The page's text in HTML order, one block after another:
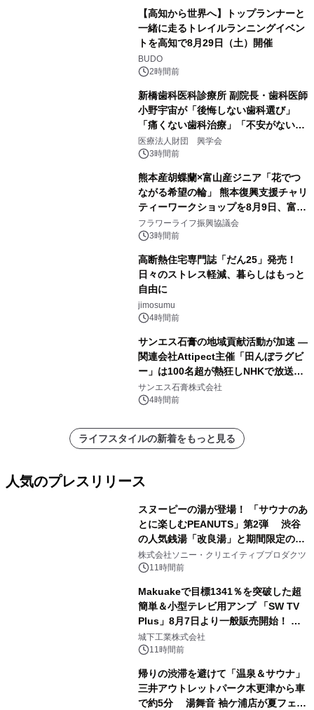
【高知から世界へ】トップランナーと
一緒に走るトレイルランニングイベン
トを高知で8月29日（土）開催
BUDO
2時間前
新橋歯科医科診療所 副院長・歯科医師
小野宇宙が「後悔しない歯科選び」
「痛くない歯科治療」「不安がない治
療計画」をテーマに専門監修
医療法人財団 興学会
3時間前
熊本産胡蝶蘭×富山産ジニア「花でつ
ながる希望の輪」 熊本復興支援チャリ
ティーワークショップを8月9日、富
山・射水で開催
フラワーライフ振興協議会
3時間前
高断熱住宅専門誌「だん25」発売！
日々のストレス軽減、暮らしはもっと
自由に
jimosumu
4時間前
サンエス石膏の地域貢献活動が加速 ―
関連会社Attipect主催「田んぼラグビ
ー」は100名超が熱狂しNHKで放送さ
れました。
サンエス石膏株式会社
4時間前
ライフスタイルの新着をもっと見る
人気のプレスリリース
スヌーピーの湯が登場！ 「サウナのあ
とに楽しむPEANUTS」第2弾 渋谷
の人気銭湯「改良湯」と期間限定のコ
ラボレーション サウナイキタイコラ
ボグッズも発売決定！
株式会社ソニー・クリエイティブプロダクツ
11時間前
Makuakeで目標1341％を突破した超
簡単＆小型テレビ用アンプ 「SW TV
Plus」8月7日より一般販売開始！ ケ
ーブル1本つなぐだけ、テレビの音が
ぐっと豊かに
城下工業株式会社
11時間前
帰りの渋滞を避けて「温泉＆サウナ」
三井アウトレットパーク木更津から車
で約5分 湯舞音 袖ケ浦店が夏フェア